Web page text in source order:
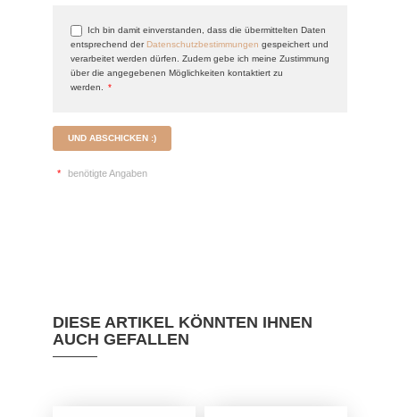
Ich bin damit einverstanden, dass die übermittelten Daten
entsprechend der Datenschutzbestimmungen gespeichert und
verarbeitet werden dürfen. Zudem gebe ich meine Zustimmung
über die angegebenen Möglichkeiten kontaktiert zu
werden.
*
UND ABSCHICKEN :)
* benötigte Angaben
DIESE ARTIKEL KÖNNTEN IHNEN
AUCH GEFALLEN